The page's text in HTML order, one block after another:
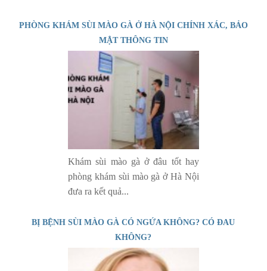
PHÒNG KHÁM SÙI MÀO GÀ Ở HÀ NỘI CHÍNH XÁC, BẢO
MẬT THÔNG TIN
Khám sùi mào gà ở đâu tốt hay
phòng khám sùi mào gà ở Hà Nội
đưa ra kết quả...
BỊ BỆNH SÙI MÀO GÀ CÓ NGỨA KHÔNG? CÓ ĐAU
KHÔNG?